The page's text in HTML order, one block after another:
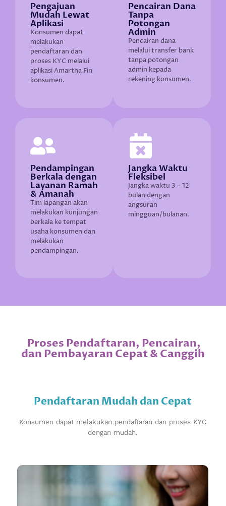
Pengajuan
Mudah Lewat
Aplikasi
Konsumen dapat
melakukan
pendaftaran dan
proses KYC melalui
aplikasi Amartha Fin
konsumen.
Pencairan Dana
Tanpa
Potongan
Admin
Pencairan dana
melalui transfer bank
tanpa potongan
admin kepada
rekening konsumen.
Pendampingan
Berkala dengan
Layanan Ramah
& Amanah
Tim lapangan akan
melakukan kunjungan
berkala ke tempat
usaha konsumen dan
melakukan
pendampingan.
Jangka Waktu
Fleksibel
Jangka waktu 3 – 12
bulan dengan
angsuran
mingguan/bulanan.
‎ Proses Pendaftaran, Pencairan,
dan Pembayaran Cepat & Canggih
Pendaftaran Mudah dan Cepat
Konsumen dapat melakukan pendaftaran dan proses KYC
dengan mudah.